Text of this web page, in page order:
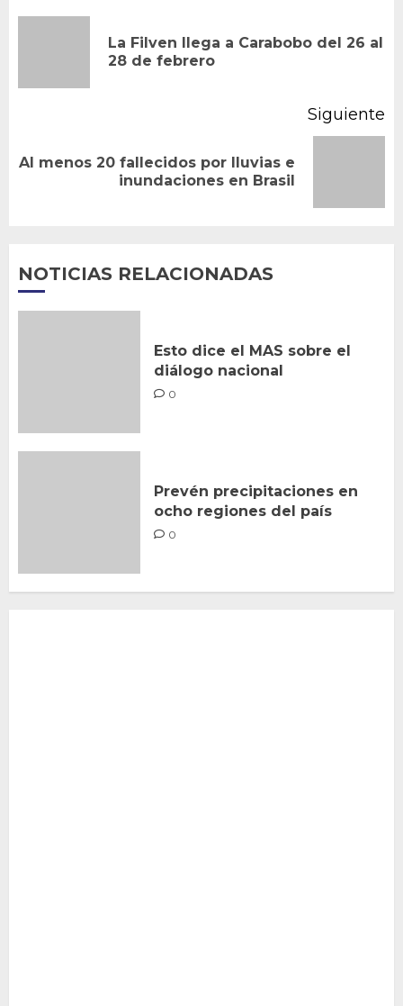
entradas
La Filven llega a Carabobo del 26 al
28 de febrero
Siguiente
Siguiente
Al menos 20 fallecidos por lluvias e
inundaciones en Brasil
NOTICIAS RELACIONADAS
Esto dice el MAS sobre el
diálogo nacional
0
Prevén precipitaciones en
ocho regiones del país
0